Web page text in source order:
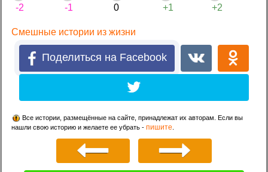
-2 -1 0 +1 +2
Смешные истории из жизни
Поделиться на Facebook
Все истории, размещённые на сайте, принадлежат их авторам. Если вы
нашли свою историю и желаете ее убрать -пишите